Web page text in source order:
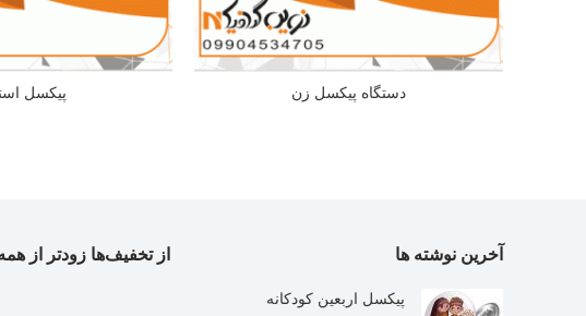
دستگاه پیکسل زن پیکسل
آخرین نوشته ها
پیکسل اربعین کودکانه
از تخفیف‌ها زودتر از